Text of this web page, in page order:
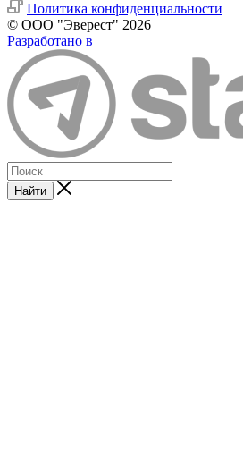
Политика конфиденциальности
© ООО "Эверест" 2026
Разработано в
Найти